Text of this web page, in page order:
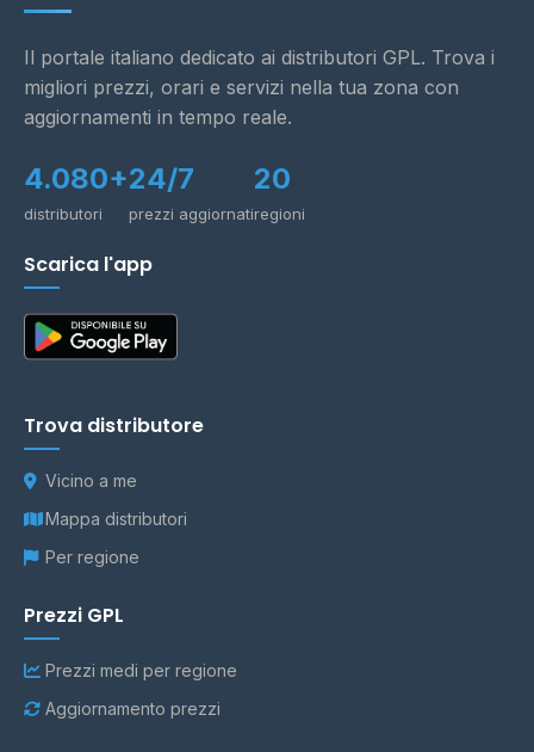
Il portale italiano dedicato ai distributori GPL. Trova i
migliori prezzi, orari e servizi nella tua zona con
aggiornamenti in tempo reale.
4.080+
distributori
24/7
prezzi aggiornati
20
regioni
Scarica l'app
Trova distributore
Vicino a me
Mappa distributori
Per regione
Prezzi GPL
Prezzi medi per regione
Aggiornamento prezzi